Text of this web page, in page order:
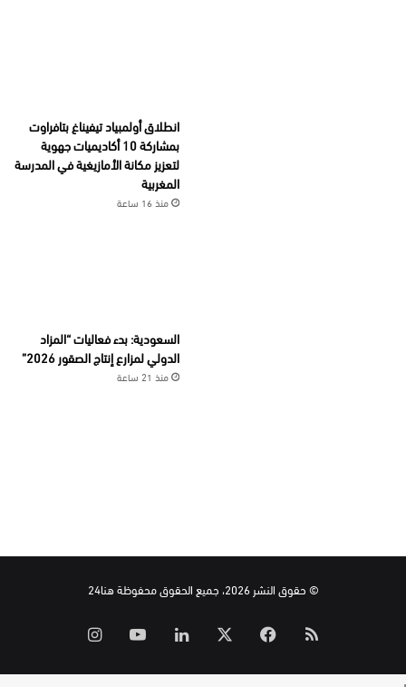
انطلاق أولمبياد تيفيناغ بتافراوت
بمشاركة 10 أكاديميات جهوية
لتعزيز مكانة الأمازيغية في المدرسة
المغربية
منذ 16 ساعة
السعودية: بدء فعاليات “المزاد
الدولي لمزارع إنتاج الصقور 2026”
منذ 21 ساعة
© حقوق النشر 2026، جميع الحقوق محفوظة هنا24
ملخص
الموقع
فيسبوك لينكدإن ‫YouTube